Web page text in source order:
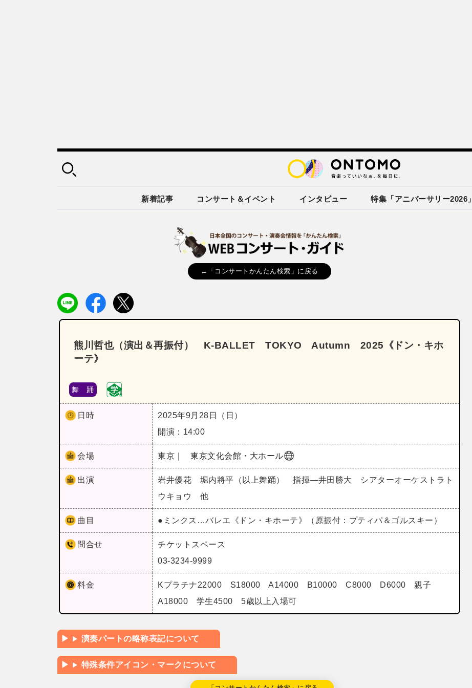
新着記事 コンサート＆イベント インタビュー 特集「アニバーサリー2026」
←「コンサートかんたん検索」に戻る
熊川哲也（演出＆再振付） K‐BALLET TOKYO Autumn 2025《ドン・キホ
ーテ》
舞 踊
日時
2025年9月28日（日）
開演：14:00
会場 東京｜ 東京文化会館・大ホール
出演
岩井優花 堀内將平（以上舞踊） 指揮―井田勝大 シアターオーケストラト
ウキョウ 他
曲目 ●ミンクス…バレエ《ドン・キホーテ》（原振付：プティパ＆ゴルスキー）
問合せ
チケットスペース
03-3234-9999
料金
Kプラチナ22000 S18000 A14000 B10000 C8000 D6000 親子
A18000 学生4500 5歳以上入場可
演奏パートの略称表記について
特殊条件アイコン・マークについて